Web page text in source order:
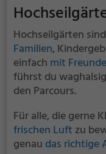
Hochseilgärten
Familien,
einfach mit
führst du
den Parcours.
Für alle, die gerne
frischen Luft zu
genau das richtige